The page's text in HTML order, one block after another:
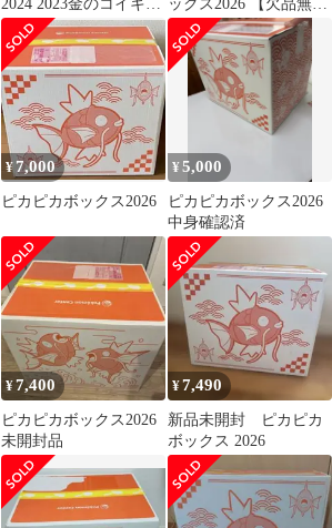
2024 2023金のコイキン
グ ポケモン福袋
ックス2026 【欠品無
し】
¥ 7,000
ピカピカボックス2026
¥5,000
ピカピカボックス2026
中身確認済
¥7,400
ピカピカボックス2026
未開封品
¥7,490
新品未開封 ピカピカ
ボックス 2026